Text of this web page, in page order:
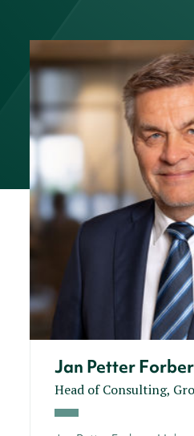
Jan Petter
Head of Consulting,